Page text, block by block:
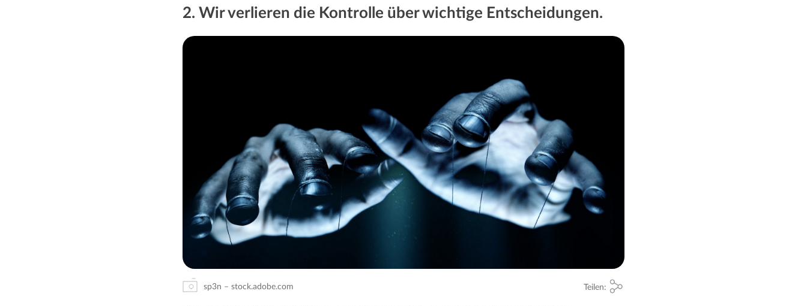
2. Wir verlieren die Kontrolle über wichtige Entscheidungen.
sp3n – stock.adobe.com Teilen: